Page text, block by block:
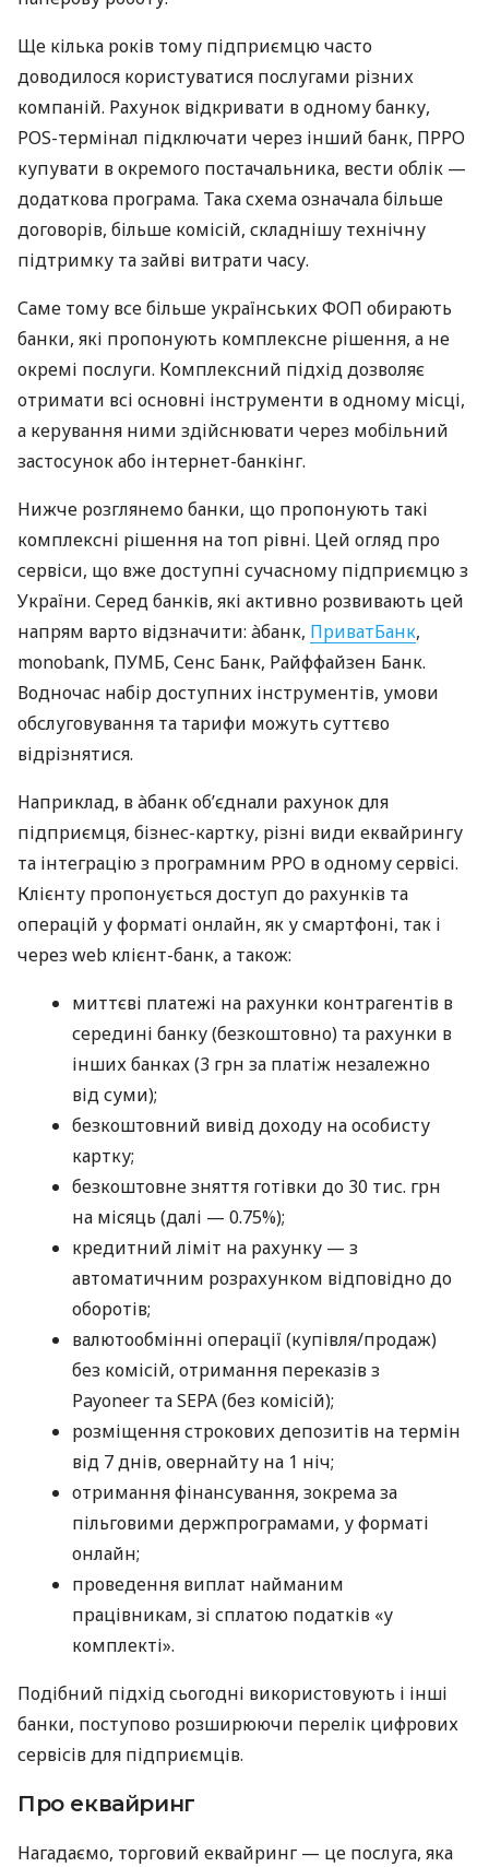
Ще кілька років тому підприємцю часто
доводилося користуватися послугами різних
компаній. Рахунок відкривати в одному банку,
POS-термінал підключати через інший банк, ПРРО
купувати в окремого постачальника, вести облік —
додаткова програма. Така схема означала більше
договорів, більше комісій, складнішу технічну
підтримку та зайві витрати часу.
Саме тому все більше українських ФОП обирають
банки, які пропонують комплексне рішення, а не
окремі послуги. Комплексний підхід дозволяє
отримати всі основні інструменти в одному місці,
а керування ними здійснювати через мобільний
застосунок або інтернет-банкінг.
Нижче розглянемо банки, що пропонують такі
комплексні рішення на топ рівні. Цей огляд про
сервіси, що вже доступні сучасному підприємцю з
України. Серед банків, які активно розвивають цей
напрям варто відзначити: àбанк, ПриватБанк,
monobank, ПУМБ, Сенс Банк, Райффайзен Банк.
Водночас набір доступних інструментів, умови
обслуговування та тарифи можуть суттєво
відрізнятися.
Наприклад, в àбанк об’єднали рахунок для
підприємця, бізнес-картку, різні види еквайрингу
та інтеграцію з програмним РРО в одному сервісі.
Клієнту пропонується доступ до рахунків та
операцій у форматі онлайн, як у смартфоні, так і
через web клієнт-банк, а також:
миттєві платежі на рахунки контрагентів в
середині банку (безкоштовно) та рахунки в
інших банках (3 грн за платіж незалежно
від суми);
безкоштовний вивід доходу на особисту
картку;
безкоштовне зняття готівки до 30 тис. грн
на місяць (далі — 0.75%);
кредитний ліміт на рахунку — з
автоматичним розрахунком відповідно до
оборотів;
валютообмінні операції (купівля/продаж)
без комісій, отримання переказів з
Payoneer та SEPA (без комісій);
розміщення строкових депозитів на термін
від 7 днів, овернайту на 1 ніч;
отримання фінансування, зокрема за
пільговими держпрограмами, у форматі
онлайн;
проведення виплат найманим
працівникам, зі сплатою податків «у
комплекті».
Подібний підхід сьогодні використовують і інші
банки, поступово розширюючи перелік цифрових
сервісів для підприємців.
Про еквайринг
Нагадаємо, торговий еквайринг — це послуга, яка